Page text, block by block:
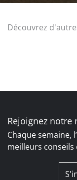
Découvrez
Rejoignez notre
Chaque semaine,
meilleurs